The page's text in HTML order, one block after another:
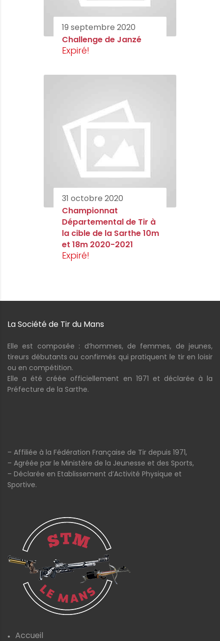
19 septembre 2020
Challenge de Janzé
Expiré!
31 octobre 2020
Championnat
Départemental de Tir à
la cible de la Sarthe 10m
et 18m 2020-2021
Expiré!
La Société de Tir du Mans
Elle est composée : d’hommes, de femmes, de jeunes,
tireurs débutants ou confirmés qui pratiquent le tir en loisir
ou en compétition.
Elle a été créée officiellement en 1971 et déclarée à la
Préfecture de la Sarthe.
– Affiliée à la Fédération Française de Tir depuis 1971,
– Agréée par le Ministère de la Jeunesse et des Sports,
– Déclarée en Etablissement d’Activité Physique et
Sportive.
Accueil